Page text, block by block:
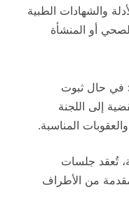
والشهادات الطبية
أو المنشأة
في حال ثبوت
إلى اللجنة
المناسبة.
تُعقد جلسات
من الأطراف